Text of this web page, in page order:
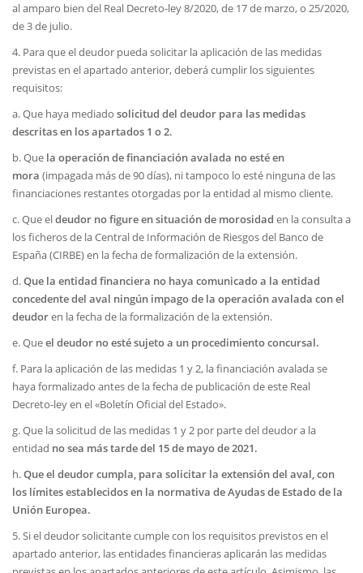
al amparo bien del Real Decreto-ley 8/2020, de 17 de marzo, o 25/2020,
de 3 de julio.
4. Para que el deudor pueda solicitar la aplicación de las medidas
previstas en el apartado anterior, deberá cumplir los siguientes
requisitos:
a. Que haya mediado solicitud del deudor para las medidas
descritas en los apartados 1 o 2.
b. Que la operación de financiación avalada no esté en
mora (impagada más de 90 días), ni tampoco lo esté ninguna de las
financiaciones restantes otorgadas por la entidad al mismo cliente.
c. Que eldeudor no figure en situación de morosidad en la consulta a
los ficheros de la Central de Información de Riesgos del Banco de
España (CIRBE) en la fecha de formalización de la extensión.
d.Que la entidad financiera no haya comunicado a la entidad
concedente del aval ningún impago de la operación avalada con el
deudoren la fecha de la formalización de la extensión.
e. Queel deudor no esté sujeto a un procedimiento concursal.
f. Para la aplicación de las medidas 1 y 2, la financiación avalada se
haya formalizado antes de la fecha de publicación de este Real
Decreto-ley en el «Boletín Oficial del Estado».
g. Que la solicitud de las medidas 1 y 2 por parte del deudor a la
entidad no sea más tarde del 15 de mayo de 2021.
h.Que el deudor cumpla, para solicitar la extensión del aval, con
los límites establecidos en la normativa de Ayudas de Estado de la
Unión Europea.
5. Si el deudor solicitante cumple con los requisitos previstos en el
apartado anterior, las entidades financieras aplicarán las medidas